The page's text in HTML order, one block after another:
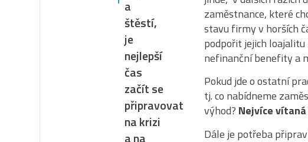
a
štěstí,
je
nejlepší
čas
začít se
připravovat
na krizi
a na
zaměstnance, které
stavu firmy v horších
podpořit jejich
nefinanční benefity a
Pokud jde o ostatní
tj. co nabídneme
výhod? Nejvíce
Dále je potřeba